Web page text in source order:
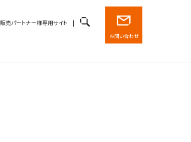
販売パートナー様専用サイト
お問い合わせ